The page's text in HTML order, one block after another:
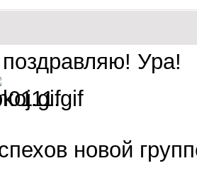
Ура!
новой